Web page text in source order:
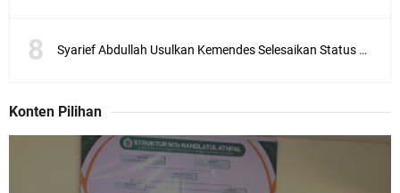
Syarief Abdullah Usulkan Kemendes Selesaikan Status Desa Tertinggal
Konten Pilihan